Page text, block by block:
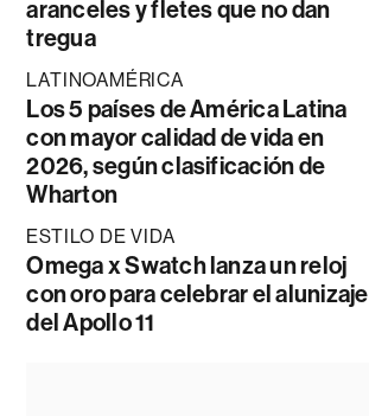
aranceles y fletes que no dan
tregua
LATINOAMÉRICA
Los 5 países de América Latina
con mayor calidad de vida en
2026, según clasificación de
Wharton
ESTILO DE VIDA
Omega x Swatch lanza un reloj
con oro para celebrar el alunizaje
del Apollo 11